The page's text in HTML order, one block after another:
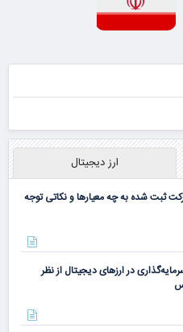
ارز دیجیتال
ثبت شده به چه معیارها و نکاتی توجه
در ارزهای دیجیتال از نظر